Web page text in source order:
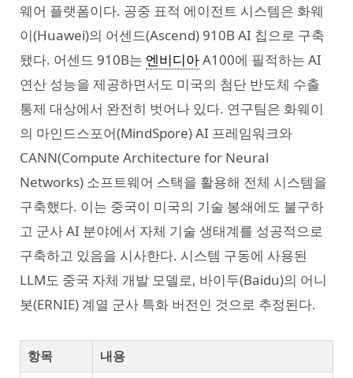
웨어 플랫폼이다. 공중 표적 에이전트 시스템은 화웨
이(Huawei)의 어센드(Ascend) 910B AI 칩으로 구축
됐다. 어센드 910B는 엔비디아A100에 필적하는 AI
연산 성능을 제공하면서도 미국의 첨단 반도체 수출
통제 대상에서 완전히 벗어나 있다. 연구팀은 화웨이
의 마인드스포어(MindSpore) AI 프레임워크와
CANN(Compute Architecture for Neural
Networks) 소프트웨어 스택을 활용해 전체 시스템을
구축했다. 이는 중국이 미국의 기술 봉쇄에도 불구하
고 군사 AI 분야에서 자체 기술 생태계를 성공적으로
구축하고 있음을 시사한다. 시스템 구동에 사용된
LLM도 중국 자체 개발 모델로, 바이두(Baidu)의 어니
봇(ERNIE) 계열 군사 특화 버전인 것으로 추정된다.
항목
내용